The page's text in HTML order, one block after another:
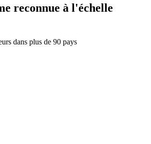
reconnue à l'échelle
dans plus de 90 pays